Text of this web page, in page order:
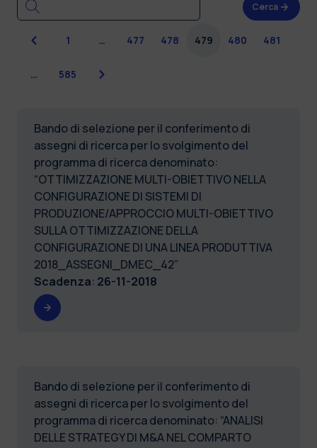
Cerca
Precedente
1 … 477 478 479 480 481
… 585 Successiva
Bando di selezione per il conferimento di
assegni di ricerca per lo svolgimento del
programma di ricerca denominato:
“OTTIMIZZAZIONE MULTI-OBIETTIVO NELLA
CONFIGURAZIONE DI SISTEMI DI
PRODUZIONE/APPROCCIO MULTI-OBIETTIVO
SULLA OTTIMIZZAZIONE DELLA
CONFIGURAZIONE DI UNA LINEA PRODUTTIVA
2018_ASSEGNI_DMEC_42”
Scadenza: 26-11-2018
Bando di selezione per il conferimento di
assegni di ricerca per lo svolgimento del
programma di ricerca denominato: “ANALISI
DELLE STRATEGY DI M&A NEL COMPARTO